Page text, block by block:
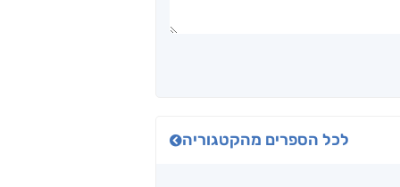
לכל הספרים מהקטגוריה